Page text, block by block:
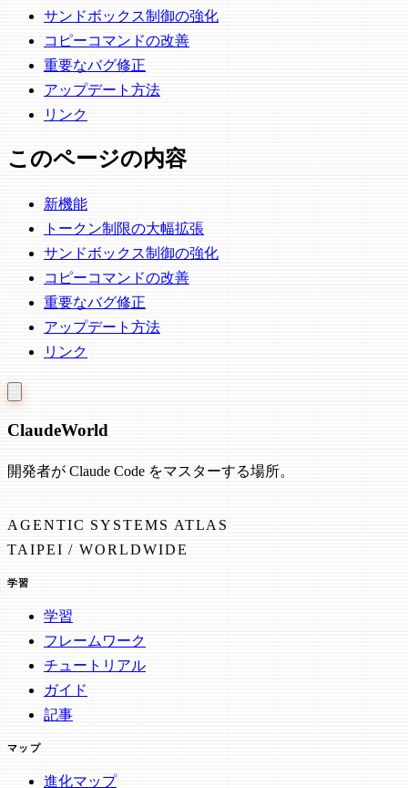
サンドボックス制御の強化
コピーコマンドの改善
重要なバグ修正
アップデート方法
リンク
このページの内容
新機能
トークン制限の大幅拡張
サンドボックス制御の強化
コピーコマンドの改善
重要なバグ修正
アップデート方法
リンク
ClaudeWorld
開発者が Claude Code をマスターする場所。
AGENTIC SYSTEMS ATLAS
TAIPEI / WORLDWIDE
学習
学習
フレームワーク
チュートリアル
ガイド
記事
マップ
進化マップ